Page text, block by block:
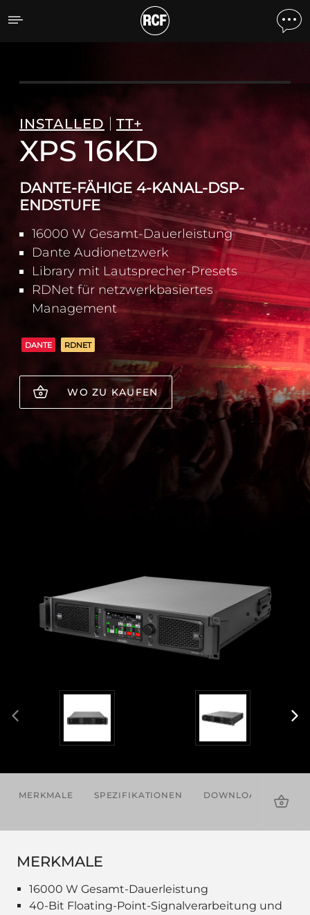
XPS 16KD DANTE-
INSTALLED TT+
XPS 16KD
DANTE-FÄHIGE 4-KANAL-DSP-
ENDSTUFE
16000 W Gesamt-Dauerleistung
Dante Audionetzwerk
Library mit Lautsprecher-Presets
RDNet für netzwerkbasiertes
Management
DANTE RDNET
WO ZU KAUFEN
MERKMALE SPEZIFIKATIONEN DOWNLOADS
MERKMALE
16000 W Gesamt-Dauerleistung
40-Bit Floating-Point-Signalverarbeitung und